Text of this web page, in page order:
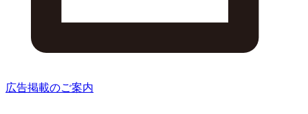
広告掲載のご案内